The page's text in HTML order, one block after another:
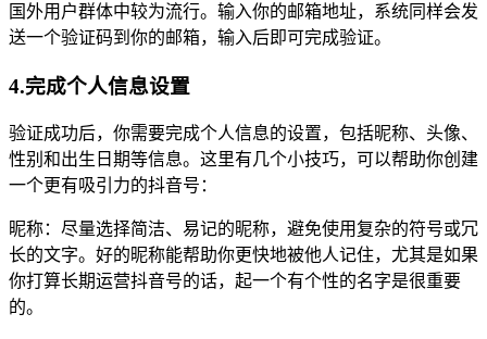
国外用户群体中较为流行。输入你的邮箱地址，系统同样会发
送一个验证码到你的邮箱，输入后即可完成验证。
4.完成个人信息设置
验证成功后，你需要完成个人信息的设置，包括昵称、头像、
性别和出生日期等信息。这里有几个小技巧，可以帮助你创建
一个更有吸引力的抖音号：
昵称：尽量选择简洁、易记的昵称，避免使用复杂的符号或冗
长的文字。好的昵称能帮助你更快地被他人记住，尤其是如果
你打算长期运营抖音号的话，起一个有个性的名字是很重要
的。